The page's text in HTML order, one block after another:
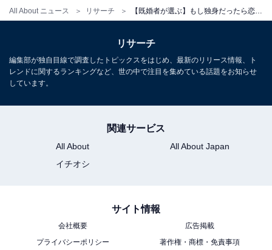
All About ニュース リサーチ
【既婚者が選ぶ】もし独身だったら恋人にした
奈」、1位は？
リサーチ
編集部が独自目線で調査したトピックスをはじめ、最新のリリース情報、ト
レンドに関するランキングなど、世の中で注目を集めている話題をお知らせ
しています。
関連サービス
All About
All About Japan
イチオシ
サイト情報
会社概要
広告掲載
プライバシーポリシー
著作権・商標・免責事項